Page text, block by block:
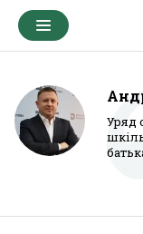
Уряд